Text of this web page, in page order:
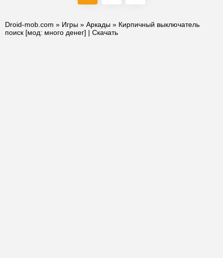
Droid-mob.com » Игры » Аркады » Кирпичный выключатель
поиск [мод: много денег] | Скачать